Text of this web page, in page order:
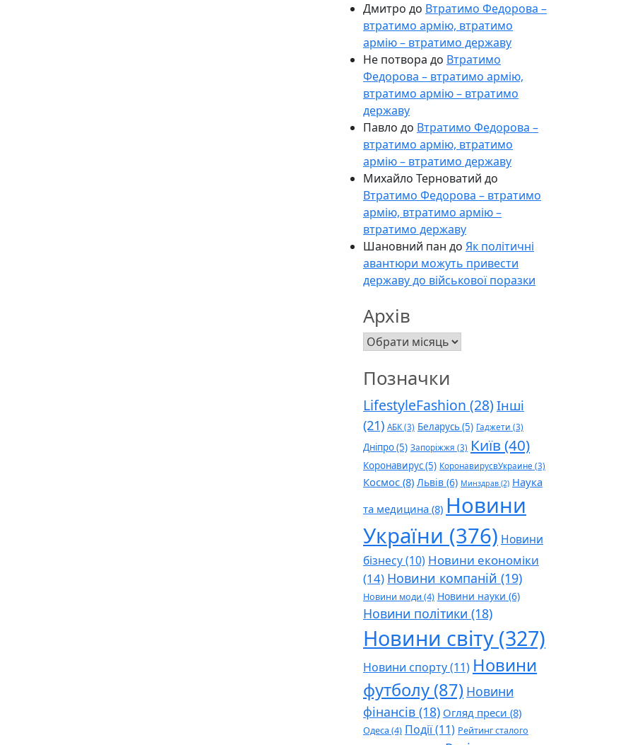
Дмитро до Втратимо Федорова –
втратимо армію, втратимо
армію – втратимо державу
Не потвора до Втратимо
Федорова – втратимо армію,
втратимо армію – втратимо
державу
Павло до Втратимо Федорова –
втратимо армію, втратимо
армію – втратимо державу
Михайло Терноватий до
Втратимо Федорова – втратимо
армію, втратимо армію –
втратимо державу
Шановний пан до Як політичні
авантюри можуть привести
державу до військової поразки
Архів
Архів
Позначки
LifestyleFashion (28) Інші
(21) АБК(3) Беларусь(5) Гаджети (3)
Дніпро(5) Запоріжжя (3) Київ (40)
Коронавирус(5) КоронавирусвУкраине (3)
Космос (8) Львів (6) Минздрав (2) Наука
та медицина (8) Новини
України (376) Новини
бізнесу(10) Новини економіки
(14) Новини компаній (19)
Новини моди (4) Новини науки (6)
Новини політики (18)
Новини світу (327)
Новини спорту(11) Новини
футболу (87) Новини
фінансів (18) Огляд преси (8)
Одеса (4) Події(11) Рейтинг сталого